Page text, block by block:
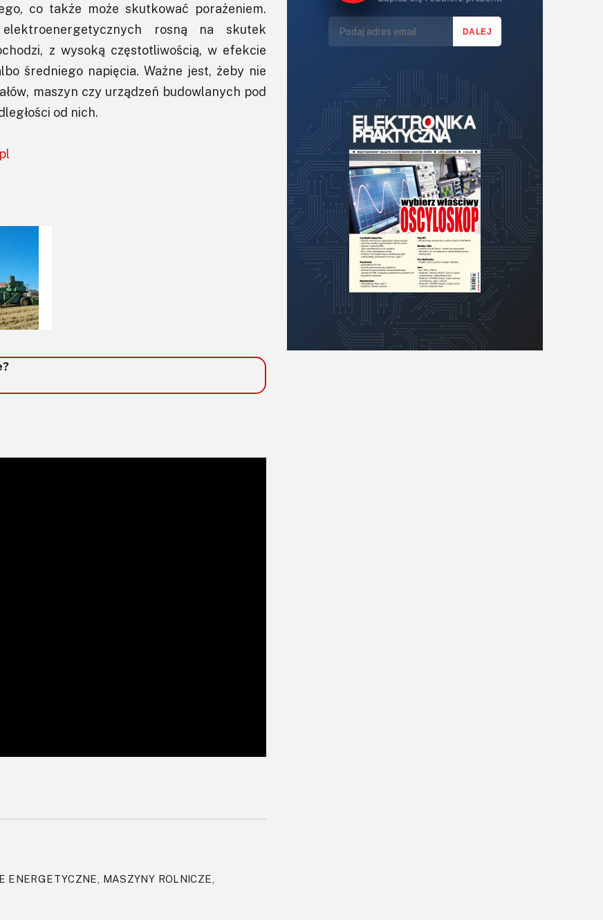
co także może skutkować porażeniem.
rosną na skutek
z wysoką częstotliwością, w efekcie
średniego napięcia. Ważne jest, żeby nie
maszyn czy urządzeń budowlanych pod
od nich.
ENERGETYCZNE, MASZYNY ROLNICZE,
LED/LCD/OLED
Mechatronika
Narzędzia
Optoelektronika
PCB/Montaż
Podstawy elektroniki
Podzespoły bierne
Półprzewodniki
Pomiary i testy
Projektowanie
Raspberry Pi